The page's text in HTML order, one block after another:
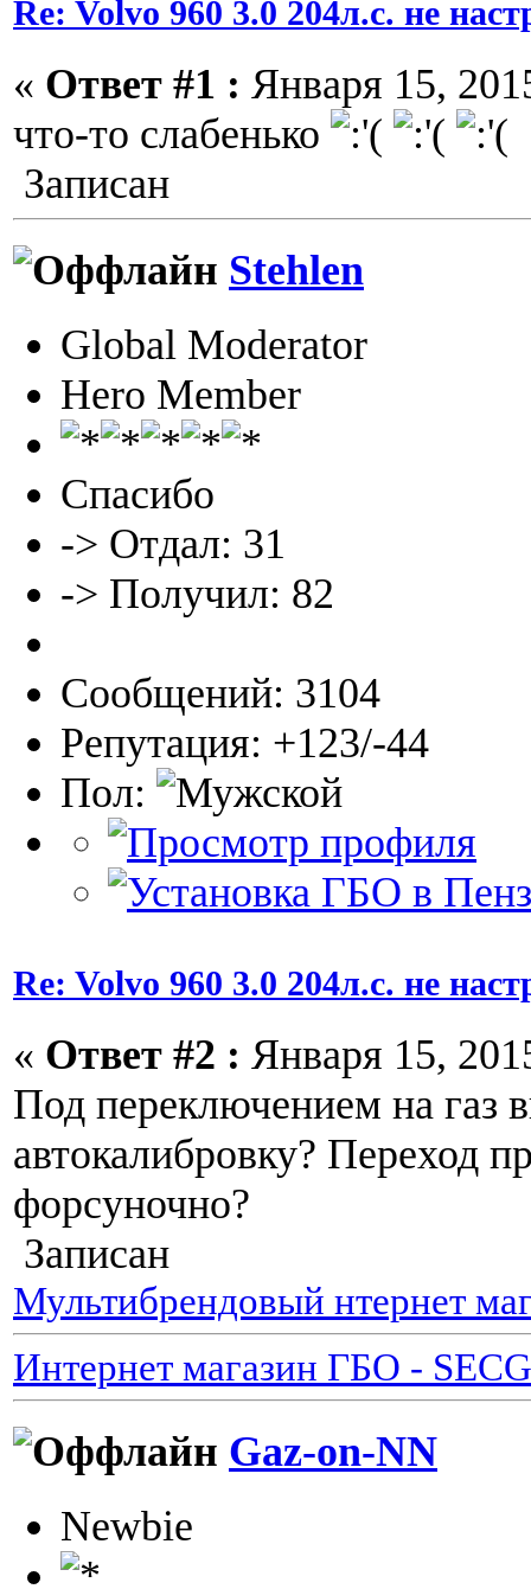
Re: Volvo 960 3.0 204л.с. не
« Ответ #1 : Января 15,
что-то слабенько
Записан
Stehlen
Global Moderator
Hero Member
Спасибо
-> Отдал: 31
-> Получил: 82
Сообщений: 3104
Репутация: +123/-44
Пол:
Re: Volvo 960 3.0 204л.с. не
« Ответ #2 : Января 15,
Под переключением на газ
автокалибровку? Переход
форсуночно?
Записан
Мультибрендовый нтернет
Интернет магазин ГБО -
Gaz-on-NN
Newbie